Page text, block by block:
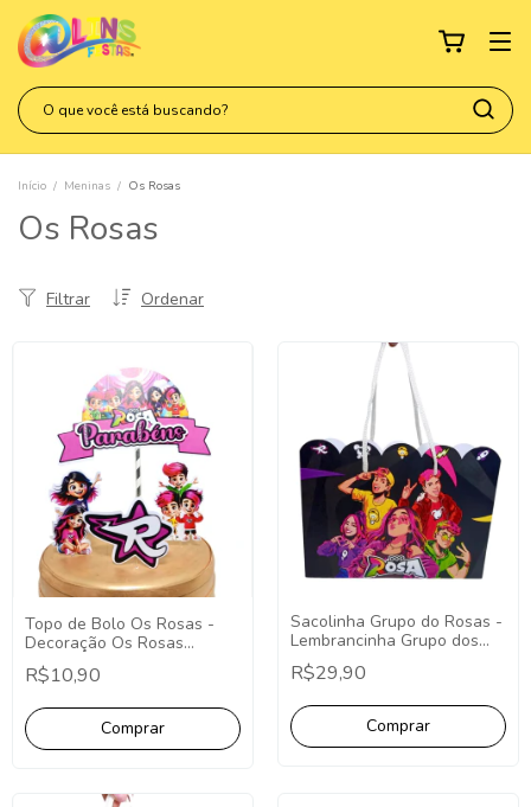
Início / Meninas / Os Rosas
Os Rosas
Ordenar
Filtrar
Topo de Bolo Os Rosas -
Decoração Os Rosas
Desenho
R$10,90
Sacolinha Grupo do Rosas -
Lembrancinha Grupo dos
Rosas Pct 10 Unidades
Sacolinha Os Rosas
R$29,90